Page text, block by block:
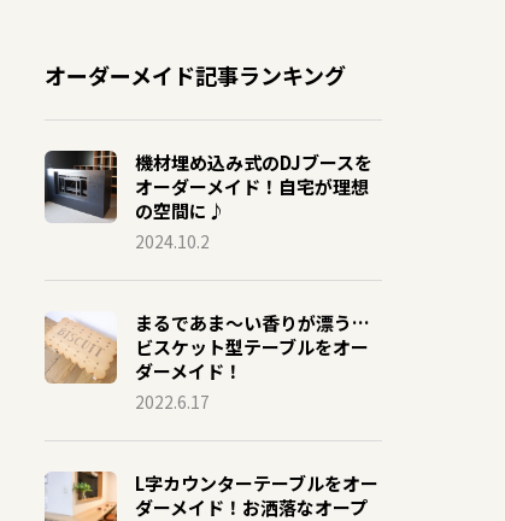
オーダーメイド記事ランキング
機材埋め込み式のDJブースを
オーダーメイド！自宅が理想
の空間に♪
2024.10.2
まるであま〜い香りが漂う…
ビスケット型テーブルをオー
ダーメイド！
2022.6.17
L字カウンターテーブルをオー
ダーメイド！お洒落なオープ